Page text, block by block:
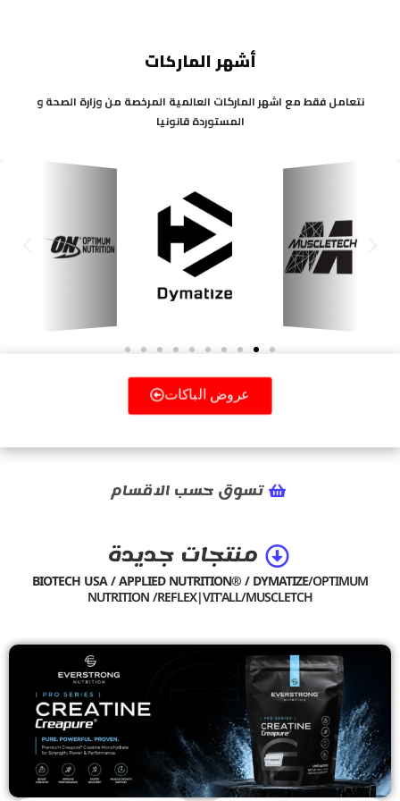
أشهر الماركات
نتعامل فقط مع اشهر الماركات العالمية المرخصة من وزارة الصحة و
المستوردة قانونيا
Previous
عروض الباكات
تسوق حسب الاقسام
منتجات جديدة
BIOTECH USA / APPLIED NUTRITION® / DYMATIZE/OPTIMUM
NUTRITION /REFLEX|VIT'ALL/MUSCLETCH